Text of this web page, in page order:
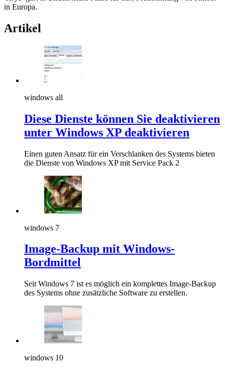
in Europa.
Artikel
windows all
Diese Dienste können Sie deaktivieren
unter Windows XP deaktivieren
Einen guten Ansatz für ein Verschlanken des Systems bieten
die Dienste von Windows XP mit Service Pack 2
windows 7
Image-Backup mit Windows-
Bordmittel
Seit Windows 7 ist es möglich ein komplettes Image-Backup
des Systems ohne zusätzliche Software zu erstellen.
windows 10